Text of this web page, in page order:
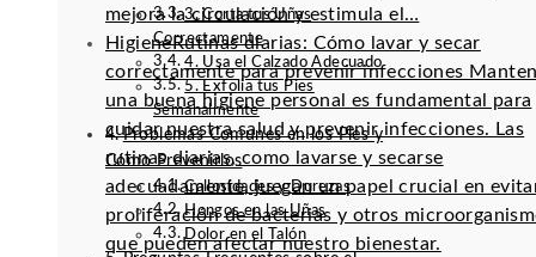
mejora la circulación y estimula el…
HigieneRutinas diarias: Cómo lavar y secar
correctamente para prevenir infecciones
una buena higiene personal es fundamental para
cuidar nuestra salud y prevenir infecciones. Las
rutinas diarias, como lavarse y secarse
adecuadamente, juegan un papel crucial en
proliferación de bacterias y otros
que pueden afectar nuestro bienestar.
3. Corta tus Uñas
Correctamente
4. Usa el Calzado Adecuado
5. Exfolia tus Pies
Semanalmente
Problemas Comunes en los Pies y
Cómo Prevenirlos
Callosidades y Durezas
Hongos en las Uñas
Dolor en el Talón